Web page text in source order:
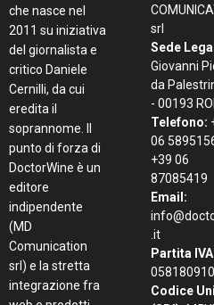
che nasce nel
2011 su iniziativa
del giornalista e
critico Daniele
Cernilli, da cui
eredita il
soprannome. Il
punto di forza di
DoctorWine è un
editore
indipendente
(MD
Comunication
srl) e la stretta
integrazione fra
srl
Sede
Giovanni
da
- 00193
Telefono:
06
+39 06
87085419
Email:
.it
Partita
Codice